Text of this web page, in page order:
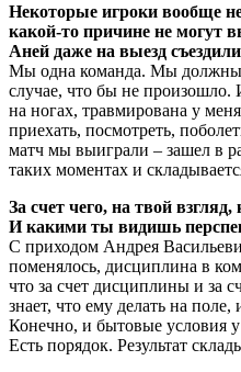
Некоторые игроки вообще
какой-то причине не могут
Аней даже на выезд
Мы одна команда. Мы должны
случае, что бы не
на ногах, травмирована у
приехать, посмотреть,
матч мы выиграли – зашел в
таких моментах и
За счет чего, на твой
И какими ты видишь
С приходом Андрея
поменялось, дисциплина в
что за счет дисциплины и за
знает, что ему делать на поле,
Конечно, и бытовые условия у
Есть порядок. Результат